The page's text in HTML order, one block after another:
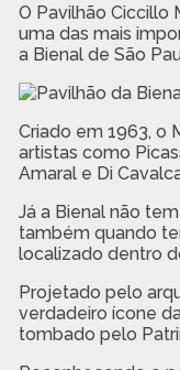
O Pavilhão Ciccillo
uma das mais
a Bienal de São
Criado em 1963, o
artistas como
Amaral e Di
Já a Bienal não
também quando
localizado dentro
Projetado pelo
verdadeiro ícone
tombado pelo